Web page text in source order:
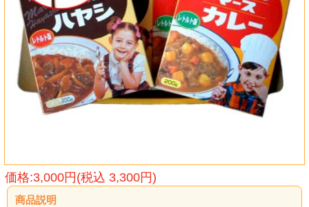
価格:3,000円(税込 3,300円)
商品説明